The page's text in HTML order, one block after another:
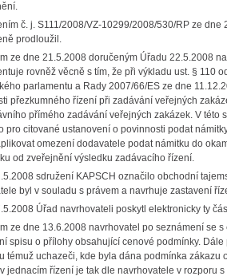
č. j. S111/2008/VZ-10299/2008/530/RP ze
prodloužil.
ze dne 21.5.2008 doručeným Úřadu 22.5.2008
rovněž věcně s tím, že při výkladu ust. § 110
parlamentu a Rady 2007/66/ES ze dne
přezkumného řízení při zadávání veřejných
přímého zadávání veřejných zakázek. V této
pro citované ustanovení o povinnosti podat
omezení dodavatele podat námitku do
od zveřejnění výsledku zadávacího řízení.
sdružení KAPSCH označilo obchodní
byl v souladu s právem a navrhuje zastavení
Úřad navrhovateli poskytl elektronicky ty
ze dne 13.6.2008 navrhovatel po seznámení se
spisu o přílohy obsahující cenové podmínky.
témuž uchazeči, kde byla dána podmínka zákazu
jednacím řízení je tak dle navrhovatele v rozporu